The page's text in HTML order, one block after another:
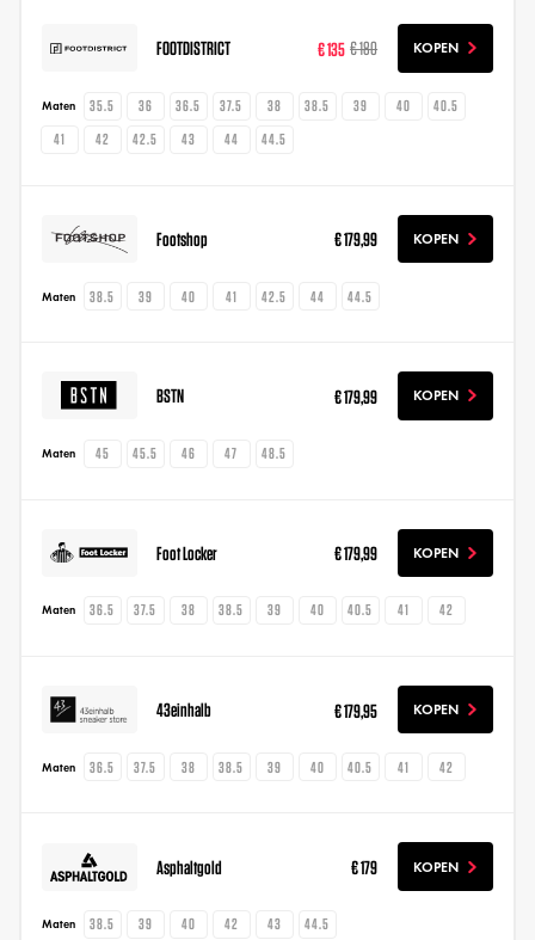
FOOTDISTRICT € 135 € 180 KOPEN
Maten 35.5 36 36.5 37.5 38 38.5 39 40
40.5
41
42 42.5 43 44 44.5
Footshop € 179,99 KOPEN
Maten 38.5 39 40 41 42.5 44 44.5
BSTN € 179,99 KOPEN
Maten 45 45.5 46 47 48.5
Foot Locker € 179,99 KOPEN
Maten 36.5 37.5 38 38.5 39 40 40.5 41 42
43einhalb € 179,95 KOPEN
Maten 36.5 37.5 38 38.5 39 40 40.5 41 42
Asphaltgold € 179 KOPEN
Maten 38.5 39 40 42 43 44.5